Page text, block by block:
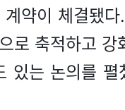
약이 체결됐
로 축적하고 강
있는 논의를